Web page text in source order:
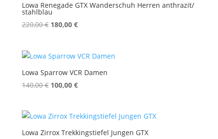
Lowa Renegade GTX Wanderschuh Herren anthrazit/
stahlblau
220,00€ Ursprünglicher
220,00 €
180,00 €Aktueller
180,00 €.
Lowa Sparrow VCR Damen
140,00€ Ursprünglicher
140,00 €
100,00 €Aktueller
100,00 €.
Lowa Zirrox Trekkingstiefel Jungen GTX